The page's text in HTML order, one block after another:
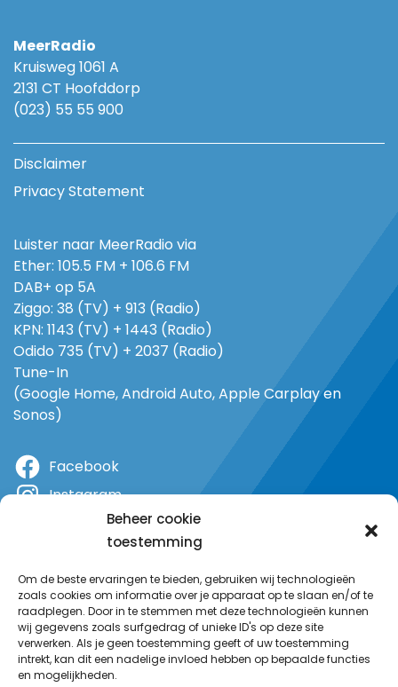
Beheer cookie
toestemming
Om de beste ervaringen te bieden, gebruiken wij technologieën
zoals cookies om informatie over je apparaat op te slaan en/of te
raadplegen. Door in te stemmen met deze technologieën kunnen
wij gegevens zoals surfgedrag of unieke ID's op deze site
verwerken. Als je geen toestemming geeft of uw toestemming
intrekt, kan dit een nadelige invloed hebben op bepaalde functies
en mogelijkheden.
MeerRadio
Kruisweg 1061 A
2131 CT Hoofddorp
(023) 55 55 900
Disclaimer
Privacy Statement
Luister naar MeerRadio via
Ether: 105.5 FM + 106.6 FM
DAB+ op 5A
Ziggo: 38 (TV) + 913 (Radio)
KPN: 1143 (TV) + 1443 (Radio)
Odido 735 (TV) + 2037 (Radio)
Tune-In
(Google Home, Android Auto, Apple Carplay en
Sonos)
Facebook
Instagram
YouTube